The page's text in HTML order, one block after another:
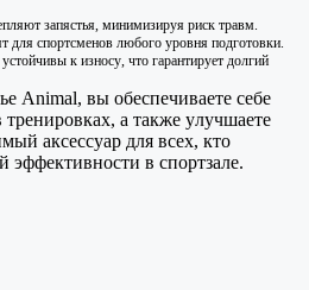
запястья, минимизируя риск травм.
для спортсменов любого уровня подготовки.
к износу, что гарантирует долгий
Animal, вы обеспечиваете себе
а также улучшаете
аксессуар для всех, кто
эффективности в спортзале.